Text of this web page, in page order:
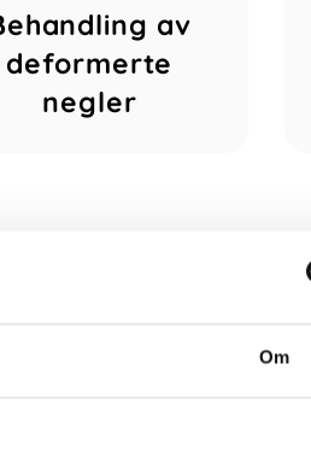
Om
av
deformerte
negler